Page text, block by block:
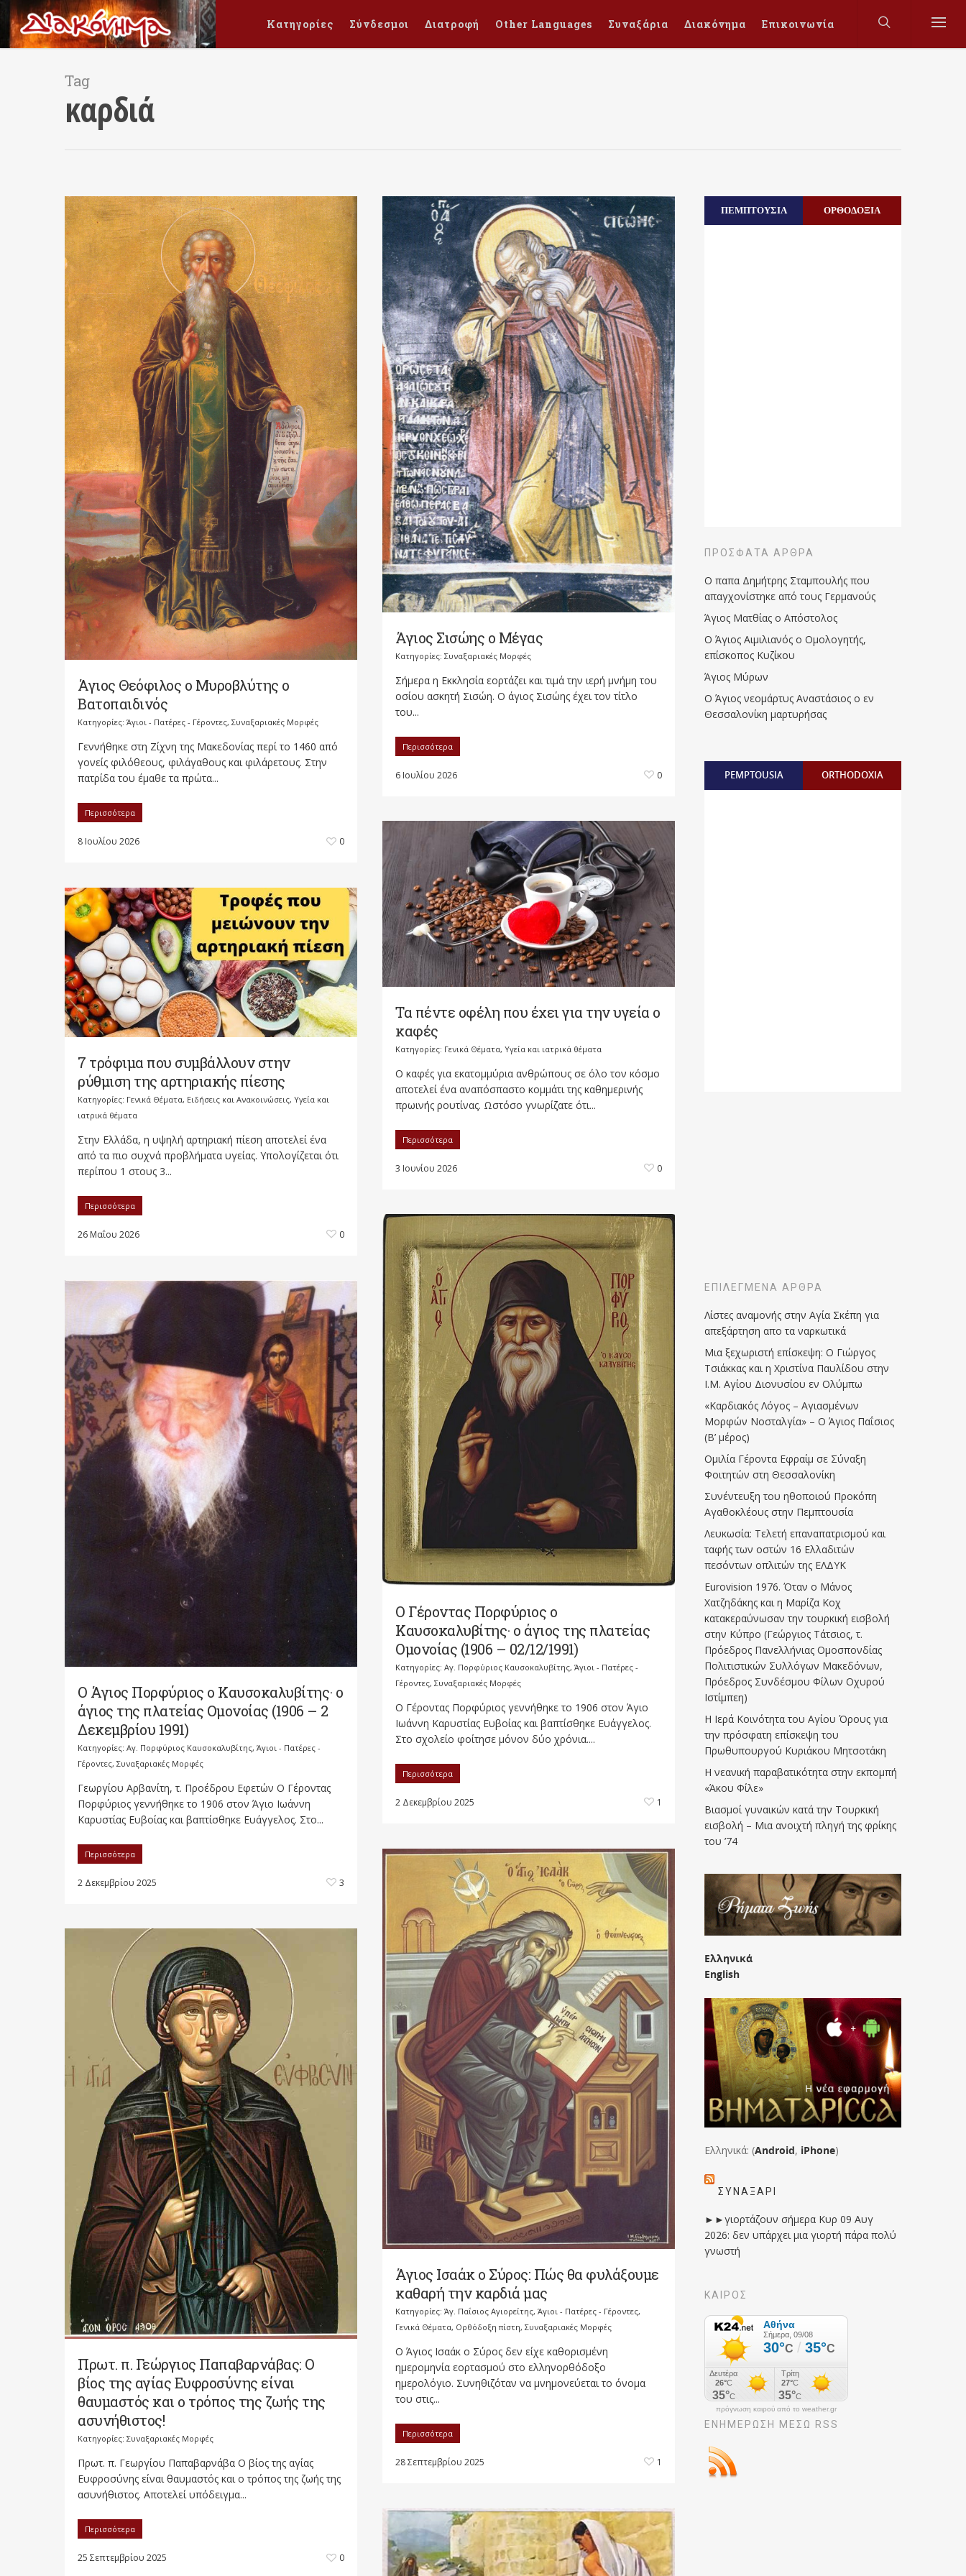
Κατηγορίες Σύνδεσμοι Διατροφή Other Languages Συναξάρια Διακόνημα Επικοινωνία
Tag
καρδιά
Άγιος Θεόφιλος ο Μυροβλύτης ο
Βατοπαιδινός
Κατηγορίες: Άγιοι - Πατέρες - Γέροντες, Συναξαριακές Μορφές
Γεννήθηκε στη Ζίχνη της Μακεδονίας περί το 1460 από
γονείς φιλόθεους, φιλάγαθους και φιλάρετους. Στην
πατρίδα του έμαθε τα πρώτα...
Περισσότερα
8 Ιουλίου 2026 0
Άγιος Σισώης ο Μέγας
Κατηγορίες: Συναξαριακές Μορφές
Σήμερα η Εκκλησία εορτάζει και τιμά την ιερή μνήμη του
οσίου ασκητή Σισώη. Ο άγιος Σισώης έχει τον τίτλο
του...
Περισσότερα
6 Ιουλίου 2026 0
Τα πέντε οφέλη που έχει για την υγεία ο
καφές
Κατηγορίες: Γενικά Θέματα, Υγεία και ιατρικά θέματα
Ο καφές για εκατομμύρια ανθρώπους σε όλο τον κόσμο
αποτελεί ένα αναπόσπαστο κομμάτι της καθημερινής
πρωινής ρουτίνας. Ωστόσο γνωρίζατε ότι...
Περισσότερα
3 Ιουνίου 2026 0
7 τρόφιμα που συμβάλλουν στην
ρύθμιση της αρτηριακής πίεσης
Κατηγορίες: Γενικά Θέματα, Ειδήσεις και Ανακοινώσεις, Υγεία και
ιατρικά θέματα
Στην Ελλάδα, η υψηλή αρτηριακή πίεση αποτελεί ένα
από τα πιο συχνά προβλήματα υγείας. Υπολογίζεται ότι
περίπου 1 στους 3...
Περισσότερα
26 Μαΐου 2026 0
Ο Γέροντας Πορφύριος ο
Καυσοκαλυβίτης· ο άγιος της πλατείας
Ομονοίας (1906 – 02/12/1991)
Κατηγορίες: Αγ. Πορφύριος Καυσοκαλυβίτης, Άγιοι - Πατέρες -
Γέροντες, Συναξαριακές Μορφές
Ο Γέροντας Πορφύριος γεννήθηκε το 1906 στον Άγιο
Ιωάννη Καρυστίας Ευβοίας και βαπτίσθηκε Ευάγγελος.
Στο σχολείο φοίτησε μόνον δύο χρόνια....
Περισσότερα
2 Δεκεμβρίου 2025 1
Ο Άγιος Πορφύριος ο Καυσοκαλυβίτης· ο
άγιος της πλατείας Ομονοίας (1906 – 2
Δεκεμβρίου 1991)
Κατηγορίες: Αγ. Πορφύριος Καυσοκαλυβίτης, Άγιοι - Πατέρες -
Γέροντες, Συναξαριακές Μορφές
Γεωργίου Αρβανίτη, τ. Προέδρου Εφετών Ο Γέροντας
Πορφύριος γεννήθηκε το 1906 στον Άγιο Ιωάννη
Καρυστίας Ευβοίας και βαπτίσθηκε Ευάγγελος. Στο...
Περισσότερα
2 Δεκεμβρίου 2025 3
Άγιος Ισαάκ ο Σύρος: Πώς θα φυλάξουμε
καθαρή την καρδιά μας
Κατηγορίες: Άγ. Παΐσιος Αγιορείτης, Άγιοι - Πατέρες - Γέροντες,
Γενικά Θέματα, Ορθόδοξη πίστη, Συναξαριακές Μορφές
Ο Άγιος Ισαάκ ο Σύρος δεν είχε καθορισμένη
ημερομηνία εορτασμού στο ελληνορθόδοξο
ημερολόγιο. Συνηθιζόταν να μνημονεύεται το όνομα
του στις...
Περισσότερα
28 Σεπτεμβρίου 2025 1
Πρωτ. π. Γεώργιος Παπαβαρνάβας: Ο
βίος της αγίας Ευφροσύνης είναι
θαυμαστός και ο τρόπος της ζωής της
ασυνήθιστος!
Κατηγορίες: Συναξαριακές Μορφές
Πρωτ. π. Γεωργίου Παπαβαρνάβα Ο βίος της αγίας
Ευφροσύνης είναι θαυμαστός και ο τρόπος της ζωής της
ασυνήθιστος. Αποτελεί υπόδειγμα...
Περισσότερα
25 Σεπτεμβρίου 2025 0
ΠΕΜΠΤΟΥΣΙΑ ΟΡΘΟΔΟΞΙΑ
ΠΡΌΣΦΑΤΑ ΆΡΘΡΑ
Ο παπα Δημήτρης Σταμπουλής που
απαγχονίστηκε από τους Γερμανούς
Άγιος Ματθίας ο Απόστολος
Ο Άγιος Αιμιλιανός ο Ομολογητής,
επίσκοπος Κυζίκου
Άγιος Μύρων
Ο Άγιος νεομάρτυς Αναστάσιος ο εν
Θεσσαλονίκη μαρτυρήσας
PEMPTOUSIA ORTHODOXIA
ΕΠΙΛΕΓΜΈΝΑ ΆΡΘΡΑ
Λίστες αναμονής στην Αγία Σκέπη για
απεξάρτηση απο τα ναρκωτικά
Μια ξεχωριστή επίσκεψη: Ο Γιώργος
Τσιάκκας και η Χριστίνα Παυλίδου στην
Ι.Μ. Αγίου Διονυσίου εν Ολύμπω
«Καρδιακός Λόγος – Αγιασμένων
Μορφών Νοσταλγία» – Ο Άγιος Παΐσιος
(Β’ μέρος)
Ομιλία Γέροντα Εφραίμ σε Σύναξη
Φοιτητών στη Θεσσαλονίκη
Συνέντευξη του ηθοποιού Προκόπη
Αγαθοκλέους στην Πεμπτουσία
Λευκωσία: Τελετή επαναπατρισμού και
ταφής των οστών 16 Ελλαδιτών
πεσόντων οπλιτών της ΕΛΔΥΚ
Eurovision 1976. Όταν ο Μάνος
Χατζηδάκης και η Μαρίζα Κοχ
κατακεραύνωσαν την τουρκική εισβολή
στην Κύπρο (Γεώργιος Τάτσιος, τ.
Πρόεδρος Πανελλήνιας Ομοσπονδίας
Πολιτιστικών Συλλόγων Μακεδόνων,
Πρόεδρος Συνδέσμου Φίλων Οχυρού
Ιστίμπεη)
Η Ιερά Κοινότητα του Αγίου Όρους για
την πρόσφατη επίσκεψη του
Πρωθυπουργού Κυριάκου Μητσοτάκη
Η νεανική παραβατικότητα στην εκπομπή
«Άκου Φίλε»
Βιασμοί γυναικών κατά την Τουρκική
εισβολή – Μια ανοιχτή πληγή της φρίκης
του ’74
Ελληνικά
English
Ελληνικά: (Android, iPhone)
ΣΥΝΑΞΆΡΙ
►►γιορτάζουν σήμερα Κυρ 09 Αυγ
2026: δεν υπάρχει μια γιορτή πάρα πολύ
γνωστή
ΚΑΙΡΟΣ
πρόγνωση καιρού από το weather.gr
ΕΝΗΜΈΡΩΣΉ ΜΕΣΩ RSS